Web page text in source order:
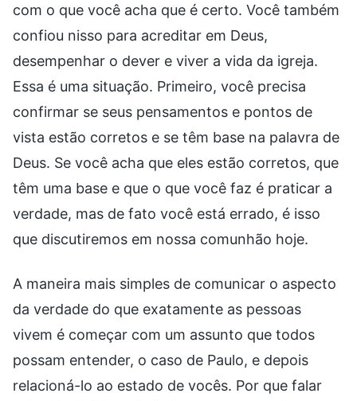
com o que você acha que é certo. Você também
confiou nisso para acreditar em Deus,
desempenhar o dever e viver a vida da igreja.
Essa é uma situação. Primeiro, você precisa
confirmar se seus pensamentos e pontos de
vista estão corretos e se têm base na palavra de
Deus. Se você acha que eles estão corretos, que
têm uma base e que o que você faz é praticar a
verdade, mas de fato você está errado, é isso
que discutiremos em nossa comunhão hoje.
A maneira mais simples de comunicar o aspecto
da verdade do que exatamente as pessoas
vivem é começar com um assunto que todos
possam entender, o caso de Paulo, e depois
relacioná-lo ao estado de vocês. Por que falar